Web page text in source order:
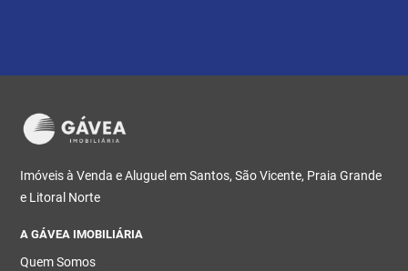
Imóveis à Venda e Aluguel em Santos, São Vicente, Praia Grande
e Litoral Norte
A GÁVEA IMOBILIÁRIA
Quem Somos